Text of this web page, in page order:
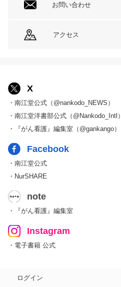
お問い合わせ
アクセス
X
・南江堂公式（@nankodo_NEWS）
・南江堂洋書部公式（@Nankodo_Intl）
・『がん看護』編集室（@gankango）
Facebook
・南江堂公式
・NurSHARE
note
・『がん看護』編集室
Instagram
・電子書籍 公式
ログイン